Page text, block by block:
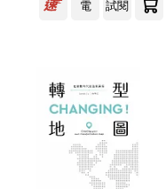
林良泰(17)
榮欽科技(17)
河海大學出版社
汕頭大學出版社
電 試閱